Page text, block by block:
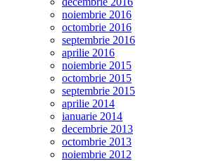
noiembrie 2016
octombrie 2016
septembrie 2016
aprilie 2016
noiembrie 2015
octombrie 2015
septembrie 2015
aprilie 2014
ianuarie 2014
decembrie 2013
octombrie 2013
noiembrie 2012